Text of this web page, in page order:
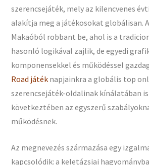
szerencsejáték, mely az kilencvenes
alakítja meg a játékosokat globálisan.
Makaóból robbant be, ahol is a
hasonló logikával zajlik, de egyedi
komponensekkel és működéssel
Road játék napjainkra a globális top
szerencsejáték-oldalinak kínálatában
következtében az egyszerű
működésnek.
Az megnevezés származása egy
kapcsolódik: a keletázsiai